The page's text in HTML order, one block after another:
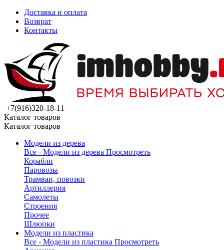
Доставка и оплата
Возврат
Контакты
+7(916)320-18-11
Каталог товаров
Каталог товаров
Модели из дерева
Все - Модели из дерева Просмотреть
Корабли
Паровозы
Трамваи, повозки
Артиллерия
Самолеты
Строения
Прочее
Шлюпки
Модели из пластика
Все - Модели из пластика Просмотреть